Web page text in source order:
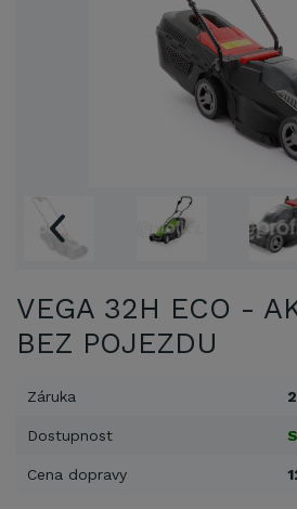
VEGA 32H ECO -
BEZ POJEZDU
Záruka
Dostupnost
Cena dopravy